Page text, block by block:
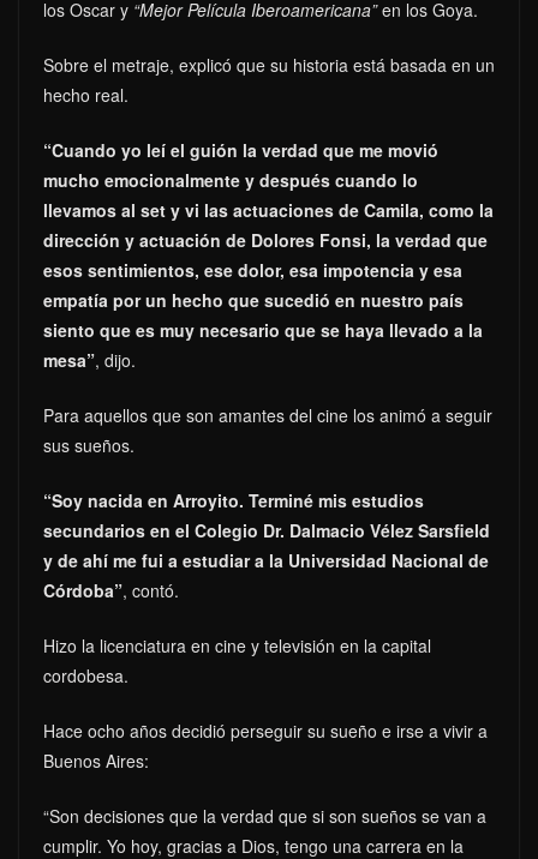
los Oscar y “Mejor Película Iberoamericana”en los Goya.
Sobre el metraje, explicó que su historia está basada en un
hecho real.
“Cuando yo leí el guión la verdad que me movió
mucho emocionalmente y después cuando lo
llevamos al set y vi las actuaciones de Camila, como la
dirección y actuación de Dolores Fonsi, la verdad que
esos sentimientos, ese dolor, esa impotencia y esa
empatía por un hecho que sucedió en nuestro país
siento que es muy necesario que se haya llevado a la
mesa”, dijo.
Para aquellos que son amantes del cine los animó a seguir
sus sueños.
“Soy nacida en Arroyito. Terminé mis estudios
secundarios en el Colegio Dr. Dalmacio Vélez Sarsfield
y de ahí me fui a estudiar a la Universidad Nacional de
Córdoba”, contó.
Hizo la licenciatura en cine y televisión en la capital
cordobesa.
Hace ocho años decidió perseguir su sueño e irse a vivir a
Buenos Aires:
“Son decisiones que la verdad que si son sueños se van a
cumplir. Yo hoy, gracias a Dios, tengo una carrera en la